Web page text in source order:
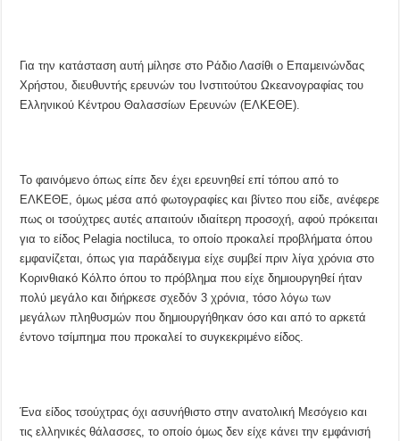
Για την κατάσταση αυτή μίλησε στο Ράδιο Λασίθι ο Επαμεινώνδας
Χρήστου, διευθυντής ερευνών του Ινστιτούτου Ωκεανογραφίας του
Ελληνικού Κέντρου Θαλασσίων Ερευνών (ΕΛΚΕΘΕ).
Το φαινόμενο όπως είπε δεν έχει ερευνηθεί επί τόπου από το
ΕΛΚΕΘΕ, όμως μέσα από φωτογραφίες και βίντεο που είδε, ανέφερε
πως οι τσούχτρες αυτές απαιτούν ιδιαίτερη προσοχή, αφού πρόκειται
για το είδος Pelagia noctiluca, το οποίο προκαλεί προβλήματα όπου
εμφανίζεται, όπως για παράδειγμα είχε συμβεί πριν λίγα χρόνια στο
Κορινθιακό Κόλπο όπου το πρόβλημα που είχε δημιουργηθεί ήταν
πολύ μεγάλο και διήρκεσε σχεδόν 3 χρόνια, τόσο λόγω των
μεγάλων πληθυσμών που δημιουργήθηκαν όσο και από το αρκετά
έντονο τσίμπημα που προκαλεί το συγκεκριμένο είδος.
Ένα είδος τσούχτρας όχι ασυνήθιστο στην ανατολική Μεσόγειο και
τις ελληνικές θάλασσες, το οποίο όμως δεν είχε κάνει την εμφάνισή